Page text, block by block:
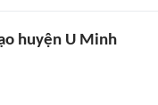
huyện U Minh